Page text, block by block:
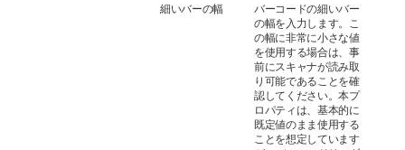
細いバーの幅
バーコードの細いバー
の幅を入力します。こ
の幅に非常に小さな値
を使用する場合は、事
前にスキャナが読み取
り可能であることを確
認してください。本プ
ロパティは、基本的に
既定値のまま使用する
ことを想定しています